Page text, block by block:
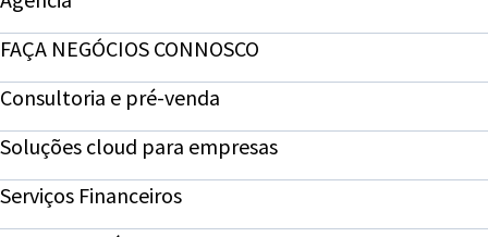
FAÇA NEGÓCIOS CONNOSCO
Consultoria e pré-venda
Soluções cloud para empresas
Serviços Financeiros